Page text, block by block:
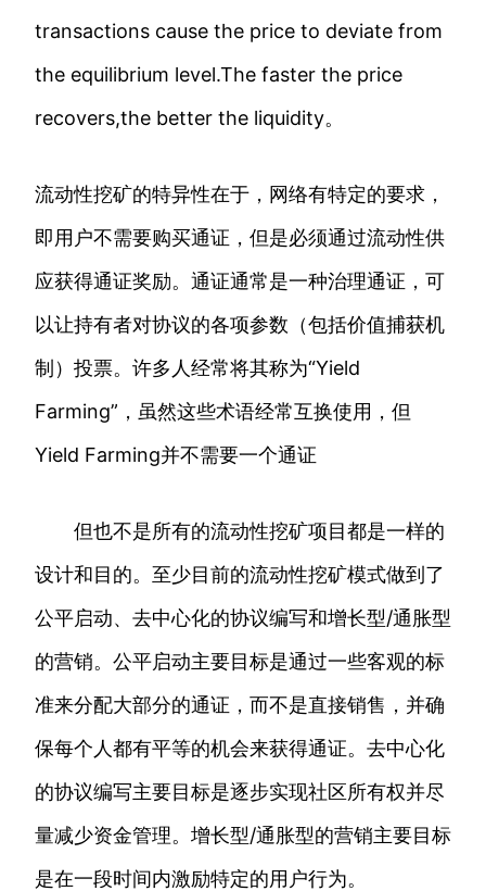
transactions cause the price to deviate from
the equilibrium level.The faster the price
recovers,the better the liquidity。
流动性挖矿的特异性在于，网络有特定的要求，
即用户不需要购买通证，但是必须通过流动性供
应获得通证奖励。通证通常是一种治理通证，可
以让持有者对协议的各项参数（包括价值捕获机
制）投票。许多人经常将其称为“Yield
Farming”，虽然这些术语经常互换使用，但
Yield Farming并不需要一个通证
但也不是所有的流动性挖矿项目都是一样的
设计和目的。至少目前的流动性挖矿模式做到了
公平启动、去中心化的协议编写和增长型/通胀型
的营销。公平启动主要目标是通过一些客观的标
准来分配大部分的通证，而不是直接销售，并确
保每个人都有平等的机会来获得通证。去中心化
的协议编写主要目标是逐步实现社区所有权并尽
量减少资金管理。增长型/通胀型的营销主要目标
是在一段时间内激励特定的用户行为。